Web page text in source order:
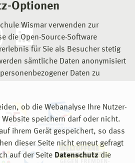
Optionen
Wismar verwenden zur
die Open-Source-Software
für Sie als Besucher stetig
sämtliche Daten anonymisiert
Daten zu
ob die Webanalyse Ihre Nutzer-
Website speichern darf oder nicht.
ihrem Gerät gespeichert, so dass
dieser Seite nicht erneut gefragt
auf der Seite Datenschutz die